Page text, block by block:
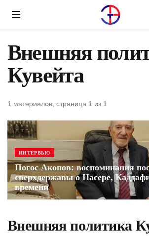
Menu
Внешняя
Кувейта
1 материалов, страница 1 из 1
ИНТЕРВЬЮ
Погос Акопов: воспоминания
сверхдержавы о Насере,
времени
Внешняя политика